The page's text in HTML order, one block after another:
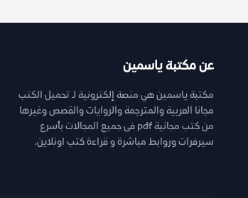
عن مكتبة ياسمين
مكتبة ياسمين هي منصة إلكترونية لـ تحميل الكتب
مجانا العربية والمترجمة والروايات والقصص وغيرها
من كتب مجانية pdf فى جميع المجالات بأسرع
سيرفرات وروابط مباشرة و قراءة كتب اونلاين.